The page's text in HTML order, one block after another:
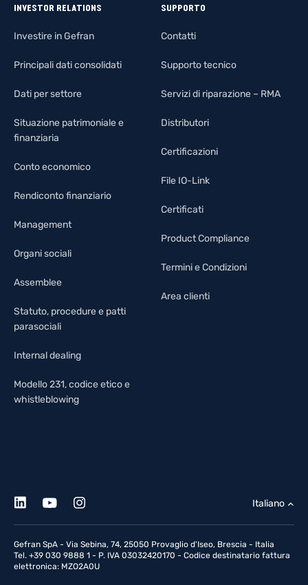
INVESTOR RELATIONS
Investire in Gefran
Principali dati consolidati
Dati per settore
Situazione patrimoniale e
finanziaria
Conto economico
Rendiconto finanziario
Management
Organi sociali
Assemblee
Statuto, procedure e patti
parasociali
Internal dealing
Modello 231, codice etico e
whistleblowing
SUPPORTO
Contatti
Supporto tecnico
Servizi di riparazione – RMA
Distributori
Certificazioni
File IO-Link
Certificati
Product Compliance
Termini e Condizioni
Area clienti
Gefran SpA - Via Sebina, 74, 25050 Provaglio d'Iseo, Brescia - Italia
Tel. +39 030 9888 1 - P. IVA 03032420170 - Codice destinatario fattura
elettronica: MZO2A0U
Italiano